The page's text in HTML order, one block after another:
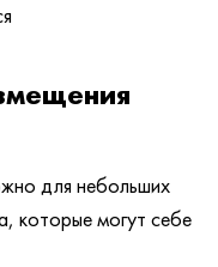
для небольших
которые могут себе